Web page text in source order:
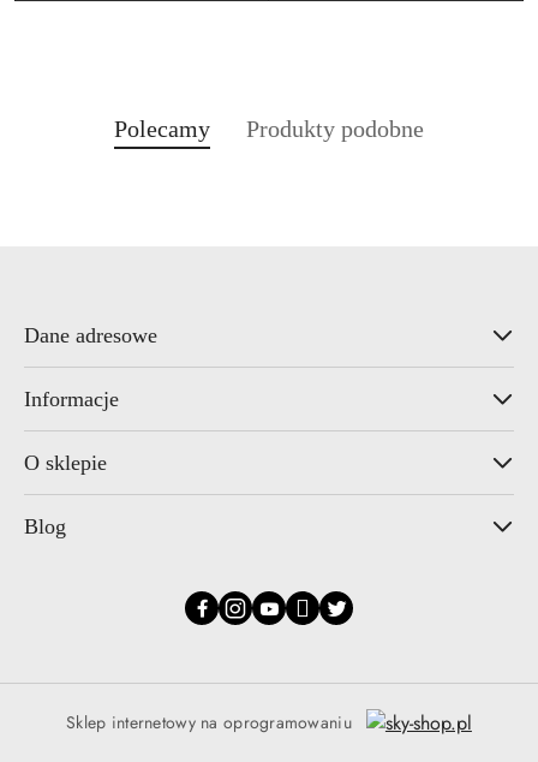
Pomiń karuzelę produktów
Produkty
Polecamy
Produkty
Produkty podobne
Dane adresowe
Informacje
O sklepie
Blog
Sklep internetowy na oprogramowaniu